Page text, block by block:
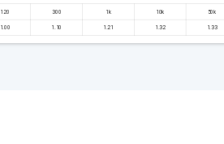
120 300 1k 10k 50k
1.00 1.10 1.21 1.32 1.33